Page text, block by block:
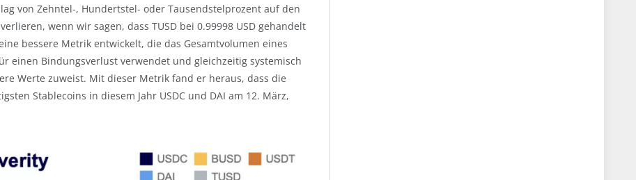
von Zehntel-, Hundertstel- oder Tausendstelprozent auf den
wenn wir sagen, dass TUSD bei 0.99998 USD gehandelt
bessere Metrik entwickelt, die das Gesamtvolumen eines
einen Bindungsverlust verwendet und gleichzeitig systemisch
Werte zuweist. Mit dieser Metrik fand er heraus, dass die
Stablecoins in diesem Jahr USDC und DAI am 12. März,